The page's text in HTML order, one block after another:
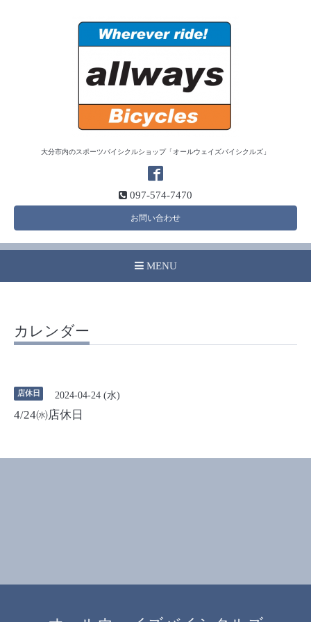
大分市内のスポーツバイシクルショップ「オールウェイズバイシクルズ」
097-574-7470
お問い合わせ
MENU
カレンダー
店休日 2024-04-24 (水)
4/24㈬店休日